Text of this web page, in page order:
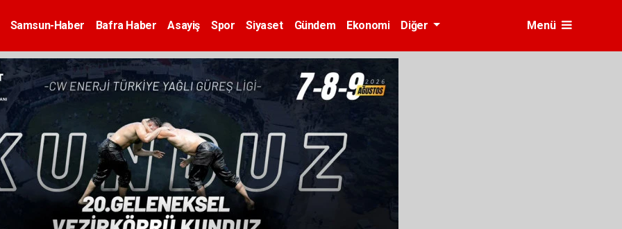
Samsun-Haber Bafra Haber Asayiş Spor Siyaset Gündem Ekonomi Diğer Menü